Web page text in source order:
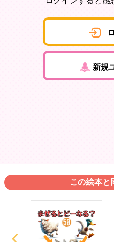
新規
この絵本と